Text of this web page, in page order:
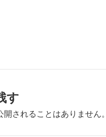
す
開されることはありません。